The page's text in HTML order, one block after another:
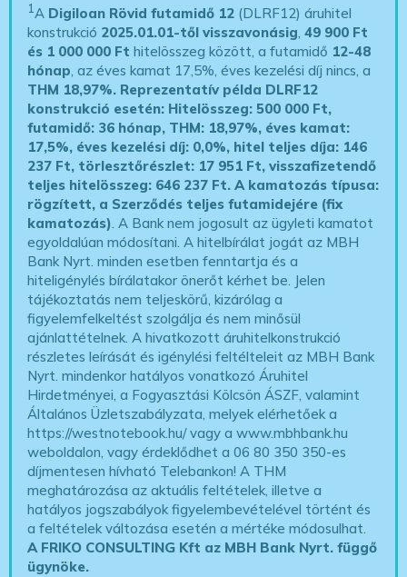
1A Digiloan Rövid futamidő 12 (DLRF12) áruhitel
konstrukció 2025.01.01-től visszavonásig,49 900 Ft
és 1 000 000 Ft hitelösszeg között, a futamidő 12-48
hónap, az éves kamat 17,5%, éves kezelési díj nincs, a
THM 18,97%. Reprezentatív példa DLRF12
konstrukció esetén: Hitelösszeg: 500 000 Ft,
futamidő: 36 hónap, THM: 18,97%, éves kamat:
17,5%, éves kezelési díj: 0,0%, hitel teljes díja: 146
237 Ft, törlesztőrészlet: 17 951 Ft, visszafizetendő
teljes hitelösszeg: 646 237 Ft.A kamatozás típusa:
rögzített, a Szerződés teljes futamidejére (fix
kamatozás). A Bank nem jogosult az ügyleti kamatot
egyoldalúan módosítani. A hitelbírálat jogát az MBH
Bank Nyrt. minden esetben fenntartja és a
hiteligénylés bírálatakor önerőt kérhet be. Jelen
tájékoztatás nem teljeskörű, kizárólag a
figyelemfelkeltést szolgálja és nem minősül
ajánlattételnek. A hivatkozott áruhitelkonstrukció
részletes leírását és igénylési feltélteleit az MBH Bank
Nyrt. mindenkor hatályos vonatkozó Áruhitel
Hirdetményei, a Fogyasztási Kölcsön ÁSZF, valamint
Általános Üzletszabályzata, melyek elérhetőek a
https://westnotebook.hu/vagy a www.mbhbank.hu
weboldalon, vagy érdeklődhet a 06 80 350 350-es
díjmentesen hívható Telebankon! A THM
meghatározása az aktuális feltételek, illetve a
hatályos jogszabályok figyelembevételével történt és
a feltételek változása esetén a mértéke módosulhat.
A FRIKO CONSULTING Kft az MBH Bank Nyrt. függő
ügynöke.